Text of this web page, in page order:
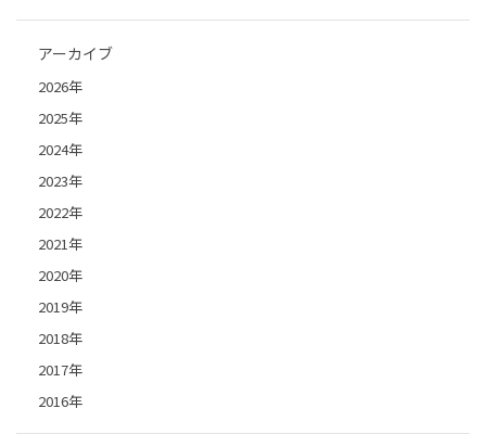
アーカイブ
2026年
2025年
2024年
2023年
2022年
2021年
2020年
2019年
2018年
2017年
2016年